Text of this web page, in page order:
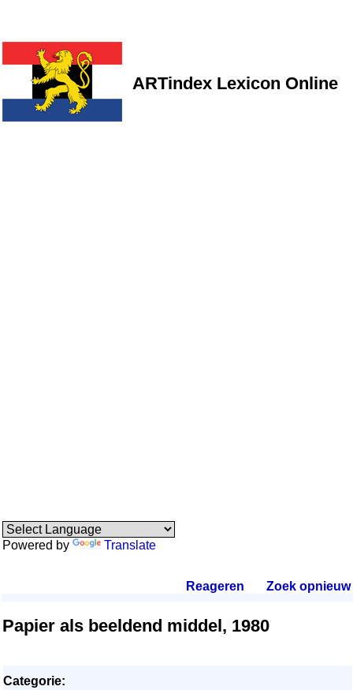
ARTindex Lexicon Online
Powered by Translate
Reageren Zoek opnieuw.
Papier als beeldend middel, 1980
Categorie: